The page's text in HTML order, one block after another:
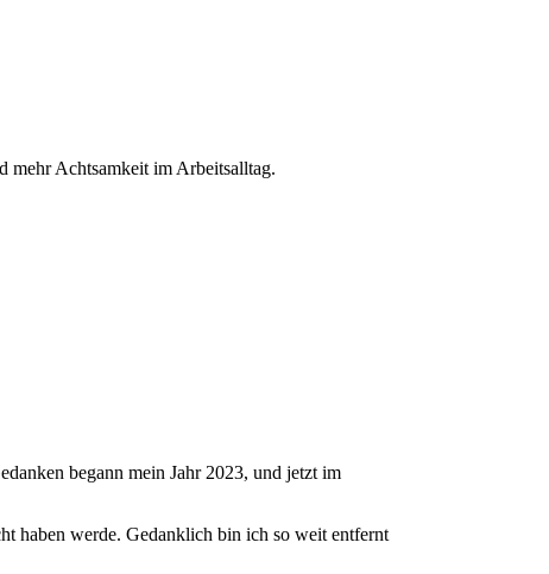
mehr Achtsamkeit im Arbeitsalltag.
begann mein Jahr 2023, und jetzt im
haben werde. Gedanklich bin ich so weit entfernt